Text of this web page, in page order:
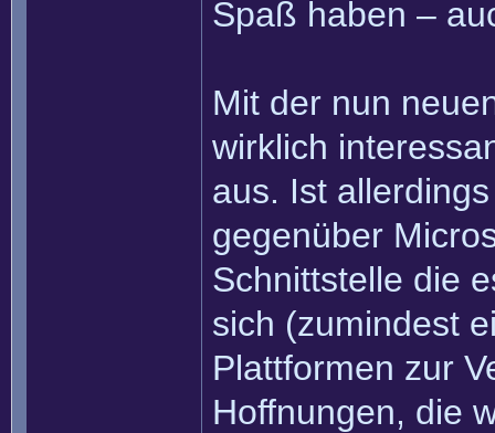
Spaß haben –
Mit der nun
wirklich
aus. Ist
gegenüber
Schnittstelle die
sich (zumindest
Plattformen zur
Hoffnungen, die